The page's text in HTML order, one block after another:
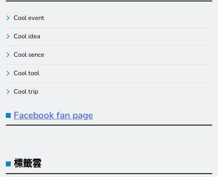
Cool event
Cool idea
Cool sence
Cool tool
Cool trip
Facebook fan page
標籤雲